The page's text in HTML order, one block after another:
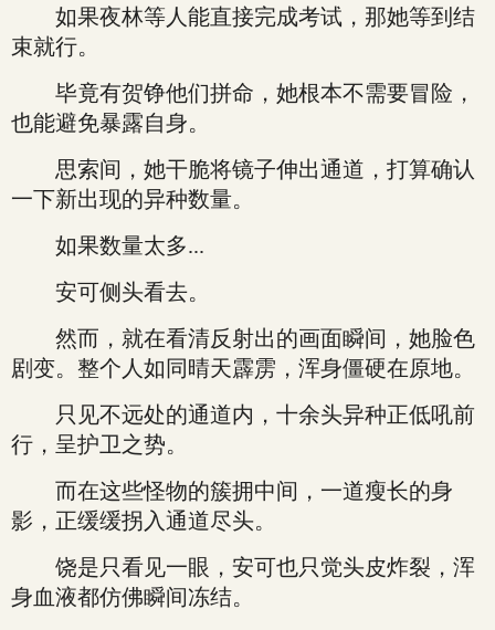
如果夜林等人能直接完成考试，那她等到结
束就行。
毕竟有贺铮他们拼命，她根本不需要冒险，
也能避免暴露自身。
思索间，她干脆将镜子伸出通道，打算确认
一下新出现的异种数量。
如果数量太多...
安可侧头看去。
然而，就在看清反射出的画面瞬间，她脸色
剧变。整个人如同晴天霹雳，浑身僵硬在原地。
只见不远处的通道内，十余头异种正低吼前
行，呈护卫之势。
而在这些怪物的簇拥中间，一道瘦长的身
影，正缓缓拐入通道尽头。
饶是只看见一眼，安可也只觉头皮炸裂，浑
身血液都仿佛瞬间冻结。